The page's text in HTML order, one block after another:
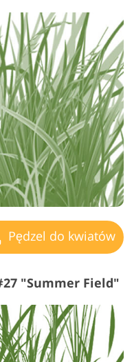
Pędzel do kwiatów
"Summer Field"